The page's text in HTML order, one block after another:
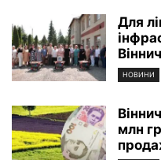
Для
НОВИНИ
млн